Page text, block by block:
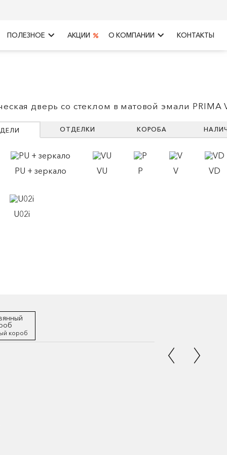
ПОЛЕЗНОЕ keyboard_arrow_right АКЦИИ О КОМПАНИИ keyboard_arrow_right КОНТАКТЫ
дверь со стеклом в матовой эмали PRIMA
ОТДЕЛКИ КОРОБА
PU + зеркало VU P V VD
U02i
короб